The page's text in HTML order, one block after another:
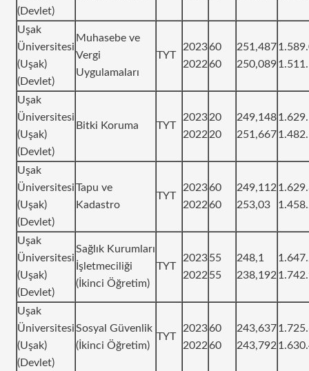
(Devlet)
Uşak
Üniversitesi
(Uşak)
(Devlet)
Muhasebe ve
Vergi
Uygulamaları
TYT
2023
2022
60
60
251,487
250,089
Uşak
Üniversitesi
(Uşak)
(Devlet)
Bitki Koruma TYT
2023
2022
20
20
249,148
251,667
Uşak
Üniversitesi
(Uşak)
(Devlet)
Tapu ve
Kadastro
TYT
2023
2022
60
60
249,112
253,03
Uşak
Üniversitesi
(Uşak)
(Devlet)
Sağlık Kurumları
İşletmeciliği
(İkinci Öğretim)
TYT
2023
2022
55
55
248,1
238,192
Uşak
Üniversitesi
(Uşak)
(Devlet)
Sosyal Güvenlik
(İkinci Öğretim)
TYT
2023
2022
60
60
243,637
243,792